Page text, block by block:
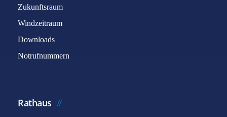
Zukunftsraum
Windzeitraum
Downloads
Notrufnummern
Rathaus